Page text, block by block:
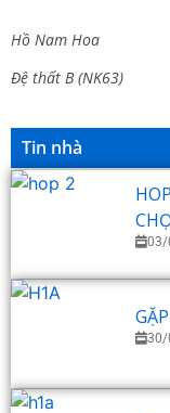
Hồ Nam Hoa
Đệ thất B (NK63)
Tin nhà
03/
30/